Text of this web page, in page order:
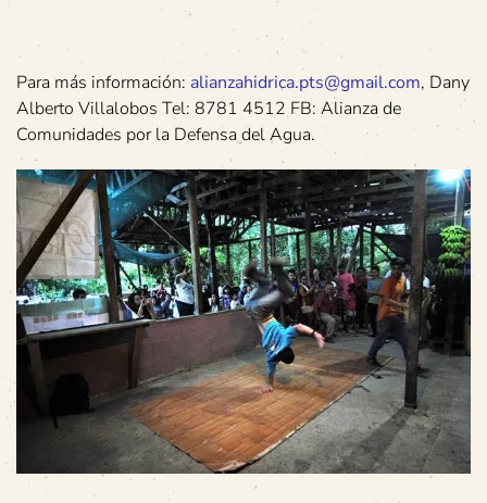
Para más información: alianzahidrica.pts@gmail.com, Dany
Alberto Villalobos Tel: 8781 4512 FB: Alianza de
Comunidades por la Defensa del Agua.